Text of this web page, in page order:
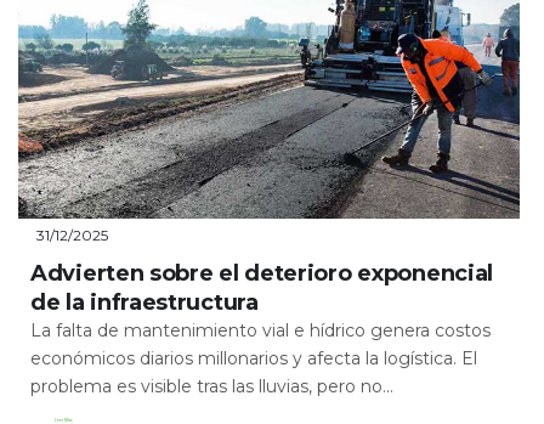
31/12/2025
Advierten sobre el deterioro exponencial
de la infraestructura
La falta de mantenimiento vial e hídrico genera costos
económicos diarios millonarios y afecta la logística. El
problema es visible tras las lluvias, pero no...
Leer Más